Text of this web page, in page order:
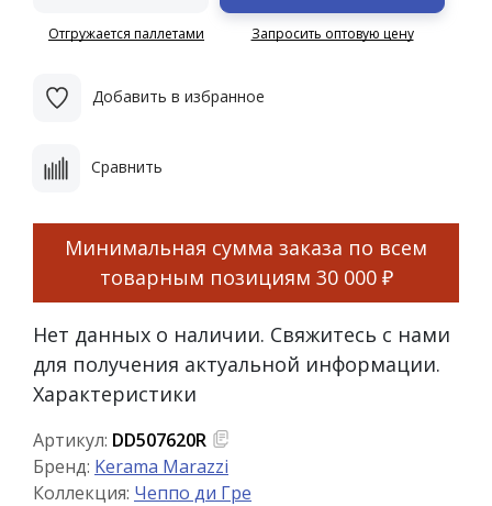
Отгружается паллетами Запросить оптовую цену
Добавить в избранное
Сравнить
Минимальная сумма заказа по всем
товарным позициям 30 000 ₽
Нет данных о наличии. Свяжитесь с нами
для получения актуальной информации.
Характеристики
Артикул: DD507620R
Бренд: Kerama Marazzi
Коллекция: Чеппо ди Гре